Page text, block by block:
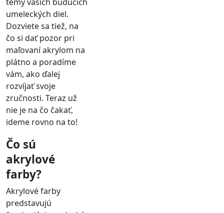
umeleckých diel.
Dozviete sa tiež, na
čo si dať pozor pri
maľovaní akrylom na
plátno a poradíme
vám, ako ďalej
rozvíjať svoje
zručnosti. Teraz už
nie je na čo čakať,
ideme rovno na to!
Čo sú
akrylové
farby?
Akrylové farby
predstavujú